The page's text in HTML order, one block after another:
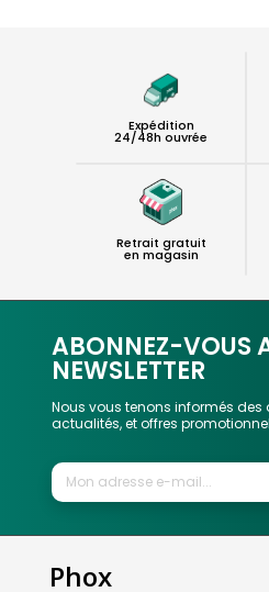
Expédition
24/48h ouvrée
Retrait gratuit
en magasin
ABONNEZ-VOUS
NEWSLETTER
Nous vous tenons informés des
actualités, et offres
Phox